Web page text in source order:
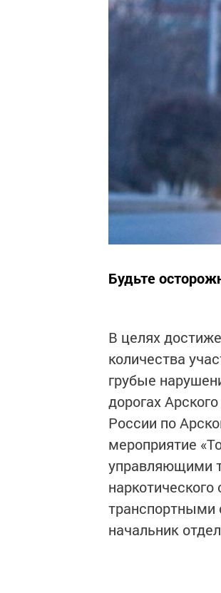
Будьте
В целях
количества
грубые
дорогах
России по
мероприятие
управляющими
начальник